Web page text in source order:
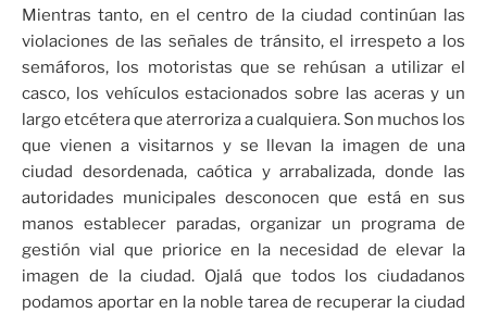
Mientras tanto, en el centro de la ciudad continúan las
violaciones de las señales de tránsito, el irrespeto a los
semáforos, los motoristas que se rehúsan a utilizar el
casco, los vehículos estacionados sobre las aceras y un
largo etcétera que aterroriza a cualquiera. Son muchos los
que vienen a visitarnos y se llevan la imagen de una
ciudad desordenada, caótica y arrabalizada, donde las
autoridades municipales desconocen que está en sus
manos establecer paradas, organizar un programa de
gestión vial que priorice en la necesidad de elevar la
imagen de la ciudad. Ojalá que todos los ciudadanos
podamos aportar en la noble tarea de recuperar la ciudad